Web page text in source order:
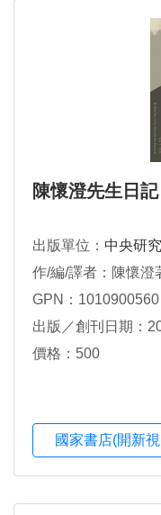
陳懷澄先生日
出版單位： 中央研
作/編/譯者：陳懷澄
GPN：1010900560
出版／創刊日期：
價格：500
國家書店(開新